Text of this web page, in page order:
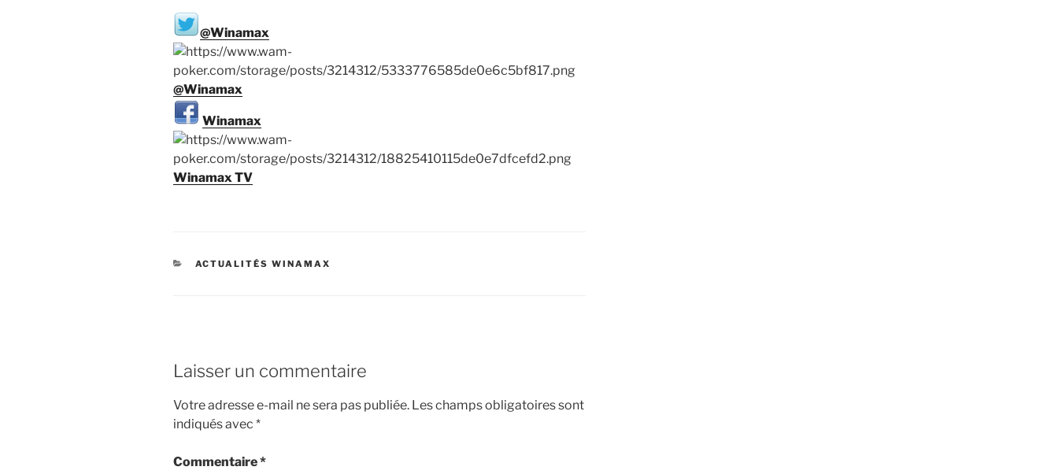
@Winamax
@Winamax
Winamax
Winamax TV
CATÉGORIES
ACTUALITÉS WINAMAX
Laisser un commentaire
Votre adresse e-mail ne sera pas publiée. Les champs obligatoires sont
indiqués avec *
Commentaire*